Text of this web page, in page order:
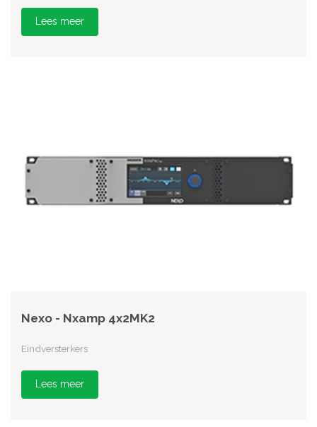
Lees meer
Nexo - Nxamp 4x2MK2
Eindversterkers
Lees meer